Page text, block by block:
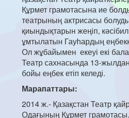
Құрмет грамотасына ие
театрының актрисасы
қиындықтарын жеңіп,
ұмтылатын Гауһардың
Ол жұбайымен екеуі екі
Театр сахнасында 13-
бойы еңбек етіп келеді.
Марапаттары:
2014 ж.- Қазақстан Театр
Одағының Құрмет грамотасы.